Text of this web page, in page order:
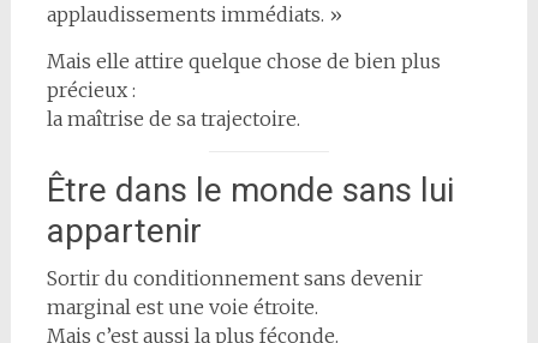
applaudissements immédiats. »
Mais elle attire quelque chose de bien plus
précieux :
la maîtrise de sa trajectoire.
Être dans le monde sans lui
appartenir
Sortir du conditionnement sans devenir
marginal est une voie étroite.
Mais c’est aussi la plus féconde.